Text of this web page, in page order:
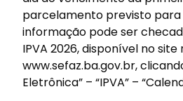
parcelamento previsto para
informação pode ser
IPVA 2026, disponível no site
www.sefaz.ba.gov.br,
Eletrônica” – “IPVA” –